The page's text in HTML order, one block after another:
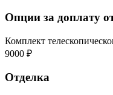
Опции за доплату
Комплект
9000 ₽
Отделка